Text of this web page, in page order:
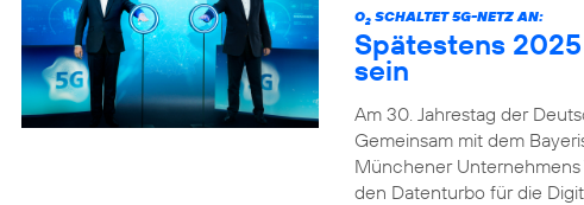
O2 SCHALTET 5G-NETZ AN:
Spätestens
sein
Am 30. Jahrestag der
Gemeinsam mit dem
Münchener
den Datenturbo für die